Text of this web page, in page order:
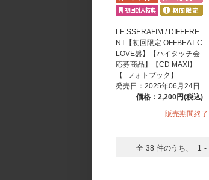
LE SSERAFIM / DIFFERE
NT【初回限定 OFFBEAT C
LOVE盤】【ハイタッチ会
応募商品】【CD MAXI】
【+フォトブック】
発売日：2025年06月24日
価格：2,200円(税込)
販売期間終了
全 38 件のうち、 1 -